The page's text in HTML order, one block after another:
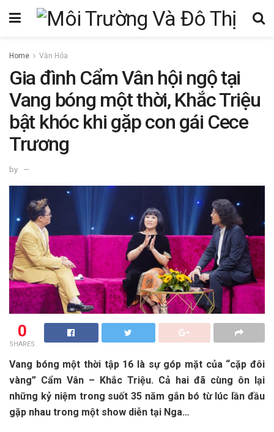
Home Văn Hóa
Gia đình Cẩm Vân hội ngộ tại
Vang bóng một thời, Khắc Triệu
bật khóc khi gặp con gái Cece
Trương
by
0
SHARES
Vang bóng một thời tập 16 là sự góp mặt của “cặp đôi
vàng” Cẩm Vân – Khắc Triệu. Cả hai đã cùng ôn lại
những kỷ niệm trong suốt 35 năm gắn bó từ lúc lần đầu
gặp nhau trong một show diễn tại Nga…